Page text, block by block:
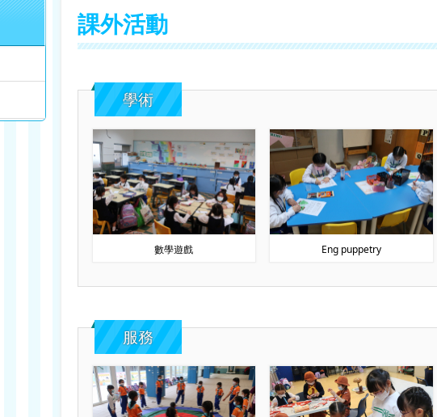
課外活動
學術
數學遊戲 Eng puppetry
服務